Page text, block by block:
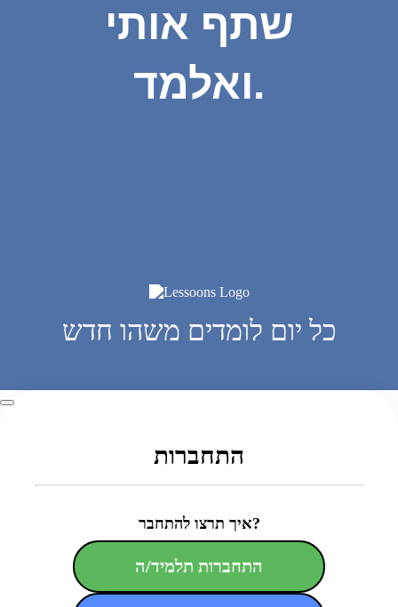
שתף אותי
ואלמד.
כל יום לומדים משהו חדש
התחברות
איך תרצו להתחבר?
התחברות תלמיד/ה